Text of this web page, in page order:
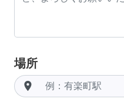
場所
room